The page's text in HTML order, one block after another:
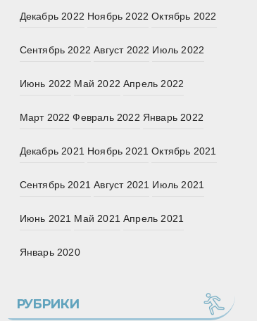
Декабрь 2022 Ноябрь 2022 Октябрь 2022
Сентябрь 2022 Август 2022 Июль 2022
Июнь 2022 Май 2022 Апрель 2022
Март 2022 Февраль 2022 Январь 2022
Декабрь 2021 Ноябрь 2021 Октябрь 2021
Сентябрь 2021 Август 2021 Июль 2021
Июнь 2021 Май 2021 Апрель 2021
Январь 2020
РУБРИКИ